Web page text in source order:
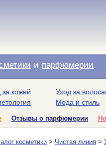
и парфюмерии
за кожей
Уход за
Мода и стиль
Отзывы о парфюмерии
косметики > Чистая линия >